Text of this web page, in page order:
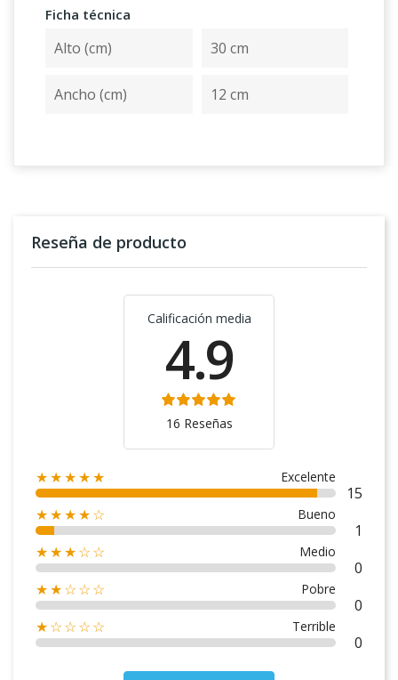
Ficha técnica
Alto (cm) 30 cm
Ancho (cm) 12 cm
Reseña de producto
Calificación media
4.9
16 Reseñas
★★★★★ Excelente
15
★★★★☆ Bueno
1
★★★☆☆ Medio
0
★★☆☆☆ Pobre
0
★☆☆☆☆ Terrible
0